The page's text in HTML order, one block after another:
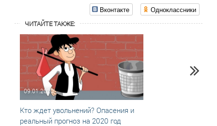
Вконтакте Одноклассники
ЧИТАЙТЕ ТАКЖЕ:
09.01.2020
Кто ждет увольнений? Опасения и
реальный прогноз на 2020 год